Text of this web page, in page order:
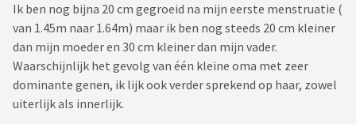
Ik ben nog bijna 20 cm gegroeid na mijn eerste menstruatie (
van 1.45m naar 1.64m) maar ik ben nog steeds 20 cm kleiner
dan mijn moeder en 30 cm kleiner dan mijn vader.
Waarschijnlijk het gevolg van één kleine oma met zeer
dominante genen, ik lijk ook verder sprekend op haar, zowel
uiterlijk als innerlijk.